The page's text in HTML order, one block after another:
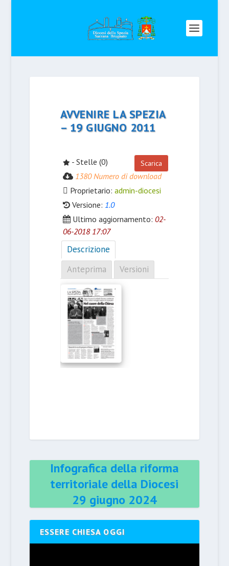
AVVENIRE LA SPEZIA
– 19 GIUGNO 2011
Scarica
- Stelle (0)
1380 Numero di download
Proprietario: admin-diocesi
Versione: 1.0
Ultimo aggiornamento: 02-
06-2018 17:07
Descrizione
Anteprima
Versioni
Infografica della riforma
territoriale della Diocesi
29 giugno 2024
ESSERE CHIESA OGGI